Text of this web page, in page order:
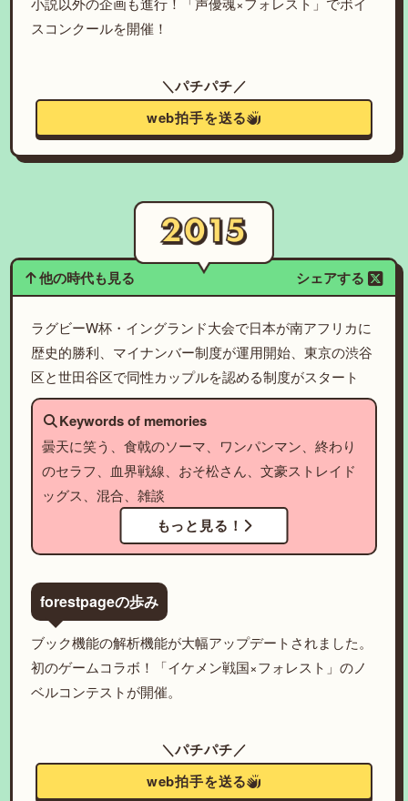
スコンクールを開催！
＼パチパチ／
web拍手を送る
他の時代も見る シェアする
ラグビーW杯・イングランド大会で日本が南アフリカに
歴史的勝利、マイナンバー制度が運用開始、東京の渋谷
区と世田谷区で同性カップルを認める制度がスタート
Keywords of memories
曇天に笑う、食戟のソーマ、ワンパンマン、終わり
のセラフ、血界戦線、おそ松さん、文豪ストレイド
ッグス、混合、雑談
もっと見る！
forestpageの歩み
ブック機能の解析機能が大幅アップデートされました。
初のゲームコラボ！「イケメン戦国×フォレスト」のノ
ベルコンテストが開催。
＼パチパチ／
web拍手を送る